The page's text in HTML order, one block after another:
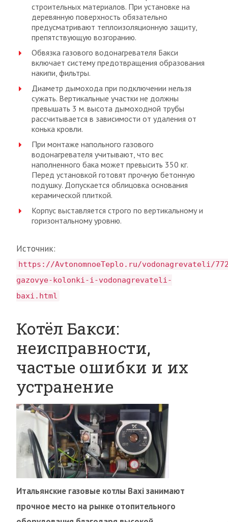
строительных материалов. При установке на
деревянную поверхность обязательно
предусматривают теплоизоляционную защиту,
препятствующую возгоранию.
Обвязка газового водонагревателя Бакси
включает систему предотвращения образования
накипи, фильтры.
Диаметр дымохода при подключении нельзя
сужать. Вертикальные участки не должны
превышать 3 м. высота дымоходной трубы
рассчитывается в зависимости от удаления от
конька кровли.
При монтаже напольного газового
водонагревателя учитывают, что вес
наполненного бака может превысить 350 кг.
Перед установкой готовят прочную бетонную
подушку. Допускается облицовка основания
керамической плиткой.
Корпус выставляется строго по вертикальному и
горизонтальному уровню.
Источник:
https://AvtonomnoeTeplo.ru/vodonagrevateli/
gazovye-kolonki-i-vodonagrevateli-
baxi.html
Котёл Бакси:
неисправности,
частые ошибки и их
устранение
Итальянские газовые котлы Baxi занимают
прочное место на рынке отопительного